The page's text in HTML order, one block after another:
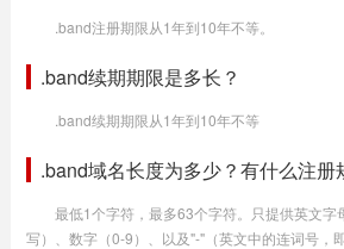
.band注册期限从1年到10年不等。
.band续期期限是多长？
.band续期期限从1年到10年不等
.band域名长度为多少？有什么注册
最低1个字符，最多63个字符。只提供英文字
写）、数字（0-9）、以及"-"（英文中的连词号，